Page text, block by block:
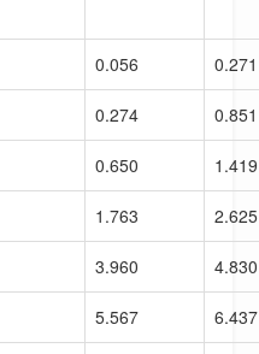
0.056 0.271
0.274 0.851
0.650 1.419
1.763 2.625
3.960 4.830
5.567 6.437